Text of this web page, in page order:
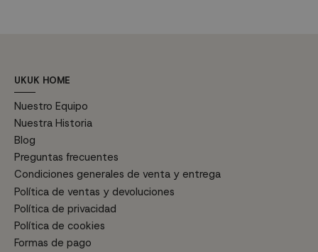
UKUK HOME
Nuestro Equipo
Nuestra Historia
Blog
Preguntas frecuentes
Condiciones generales de venta y entrega
Política de ventas y devoluciones
Política de privacidad
Política de cookies
Formas de pago